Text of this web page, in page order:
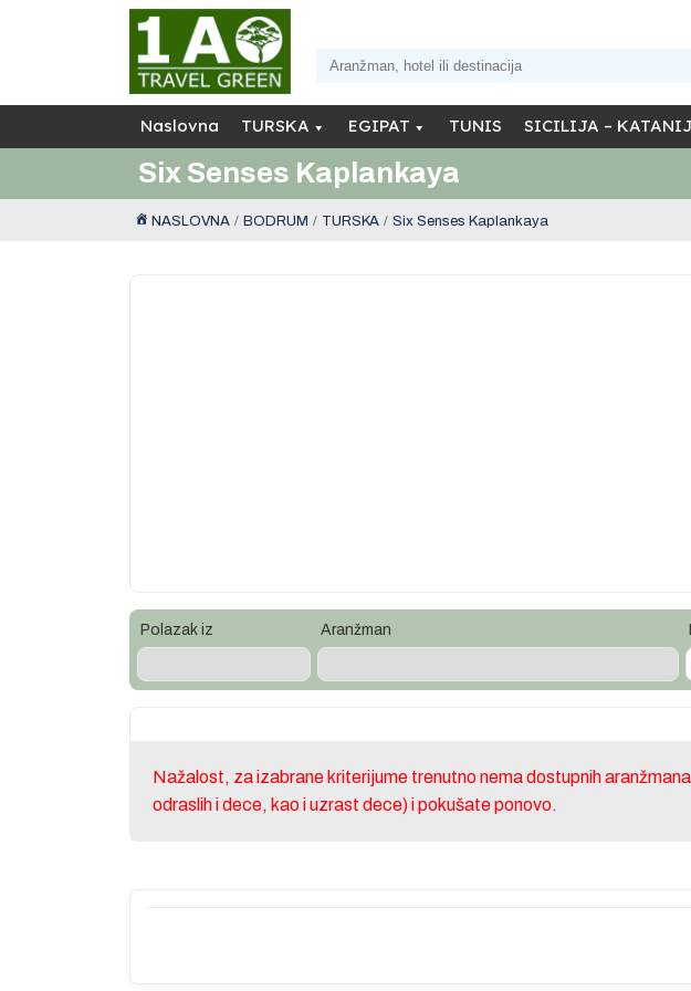
Naslovna TURSKA EGIPAT TUNIS SICILIJA –
Six Senses Kaplankaya
NASLOVNA BODRUM TURSKA Six Senses Kaplankaya
Polazak iz Aranžman
Nažalost, za izabrane kriterijume trenutno nema dostupnih
odraslih i dece, kao i uzrast dece) i pokušate ponovo.